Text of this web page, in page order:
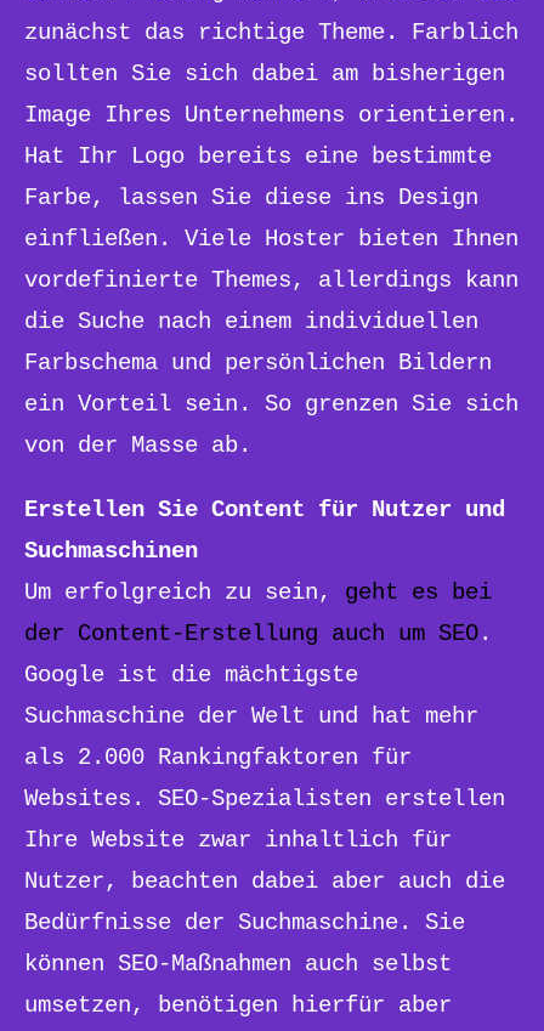
zunächst das richtige Theme. Farblich
sollten Sie sich dabei am bisherigen
Image Ihres Unternehmens orientieren.
Hat Ihr Logo bereits eine bestimmte
Farbe, lassen Sie diese ins Design
einfließen. Viele Hoster bieten Ihnen
vordefinierte Themes, allerdings kann
die Suche nach einem individuellen
Farbschema und persönlichen Bildern
ein Vorteil sein. So grenzen Sie sich
von der Masse ab.
Erstellen Sie Content für Nutzer und
Suchmaschinen
Um erfolgreich zu sein, geht es bei
der Content-Erstellung auch um SEO.
Google ist die mächtigste
Suchmaschine der Welt und hat mehr
als 2.000 Rankingfaktoren für
Websites. SEO-Spezialisten erstellen
Ihre Website zwar inhaltlich für
Nutzer, beachten dabei aber auch die
Bedürfnisse der Suchmaschine. Sie
können SEO-Maßnahmen auch selbst
umsetzen, benötigen hierfür aber